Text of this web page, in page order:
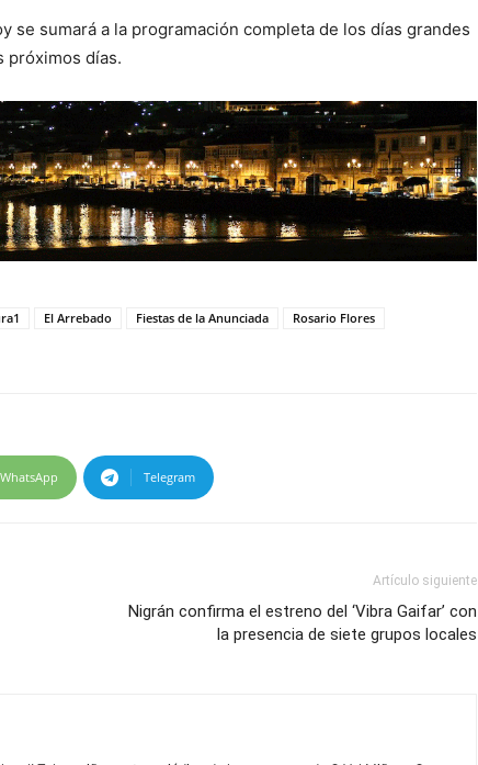
se sumará a la programación completa de los días grandes
próximos días.
El Arrebado Fiestas de la Anunciada
Rosario Flores
WhatsApp Telegram
Artículo siguiente
Nigrán confirma el estreno del ‘Vibra Gaifar’ con
la presencia de siete grupos locales